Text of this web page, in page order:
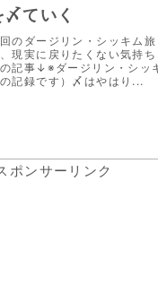
〆ていく
のダージリン・シッキム
現実に戻りたくない気持
記事↓※ダージリン・シッ
記録です）〆はやはり...
ポンサーリンク